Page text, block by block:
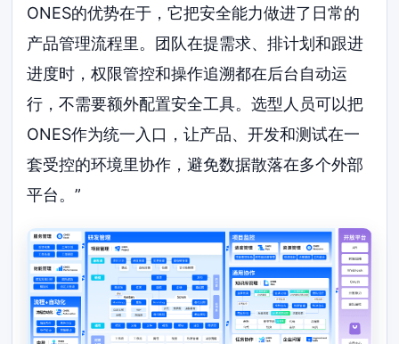
ONES的优势在于，它把安全能力做进了日常的
产品管理流程里。团队在提需求、排计划和跟进
进度时，权限管控和操作追溯都在后台自动运
行，不需要额外配置安全工具。选型人员可以把
ONES作为统一入口，让产品、开发和测试在一
套受控的环境里协作，避免数据散落在多个外部
平台。”